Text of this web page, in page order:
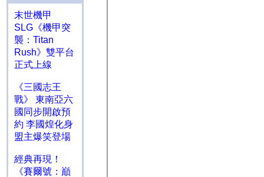
末世機甲
SLG《機甲突
襲：Titan
Rush》雙平台
正式上線
《三國志王
戰》 東南亞六
國同步開啟預
約 李國煌化身
盟主爆笑登場
經典再現！
《賽爾號：巔